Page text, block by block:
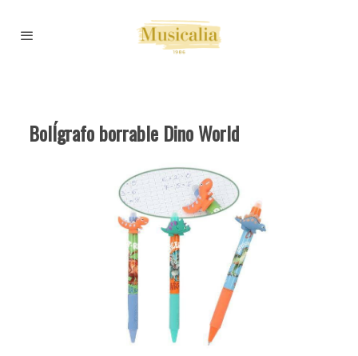
BolÍgrafo borrable Dino World